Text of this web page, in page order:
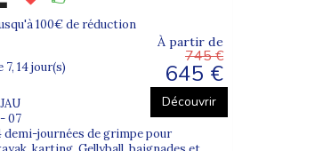
enfant.
100€ de réduction
7, 14 jour(s)
07
À partir de
745 €
645 €
Découvrir
demi-journées de grimpe pour